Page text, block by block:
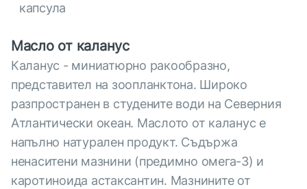
капсула
Масло от каланус
Каланус - миниатюрно ракообразно,
представител на зоопланктона. Широко
разпространен в студените води на Северния
Атлантически океан. Маслото от каланус е
напълно натурален продукт. Съдържа
ненаситени мазнини (предимно омега-3) и
каротиноида астаксантин. Мазнините от